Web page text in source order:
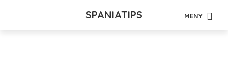
SPANIATIPS MENY